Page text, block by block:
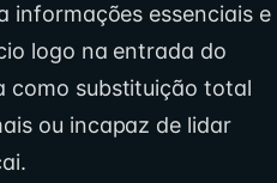
informações essenciais e
logo na entrada do
como substituição total
ou incapaz de lidar